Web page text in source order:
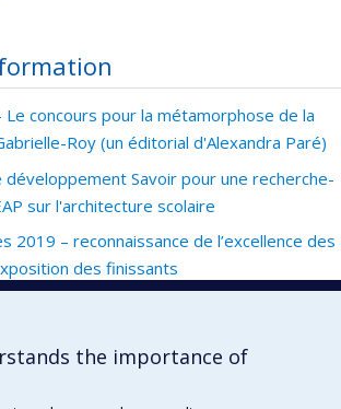
Le concours pour la métamorphose de la
Roy (un éditorial d'Alexandra Paré)
développement Savoir pour une recherche-
sur l'architecture scolaire
2019 – reconnaissance de l’excellence des
des finissants
the importance of